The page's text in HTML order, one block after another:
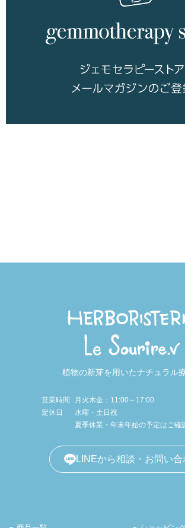
植物の新芽を用いたナチュラル
営業時間
月火木金：11:00～17:00
定休日
水曜・土日祝
夏季休業・年末年始の予定はご確
LINEから相談・お問い合